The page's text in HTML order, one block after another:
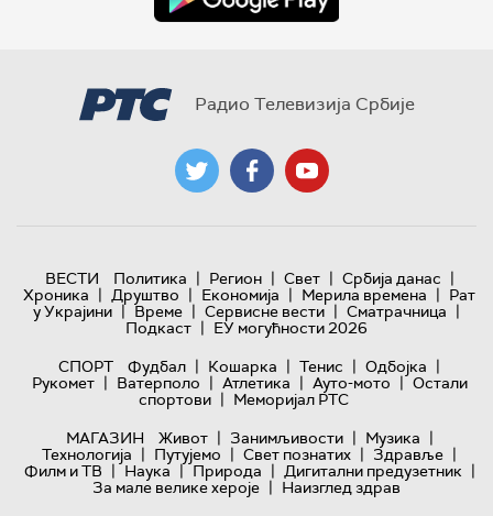
Радио Телевизија Србије
ВЕСТИ Политика | Регион | Свет | Србија данас |
Хроника | Друштво | Економија | Мерила времена | Рат
у Украјини | Време | Сервисне вести | Сматрачница |
Подкаст | ЕУ могућности 2026
СПОРТ
Фудбал | Кошарка | Тенис | Одбојка |
Рукомет | Ватерполо | Атлетика | Ауто-мото | Остали
спортови | Меморијал РТС
МАГАЗИН
Живот | Занимљивости | Музика |
Технологијa | Путујемо | Свет познатих | Здравље |
Филм и ТВ | Наука | Природа | Дигитални предузетник |
За мале велике хероје | Наизглед здрав